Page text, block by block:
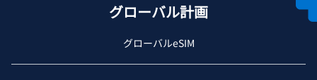
グローバル計画
グローバルeSIM